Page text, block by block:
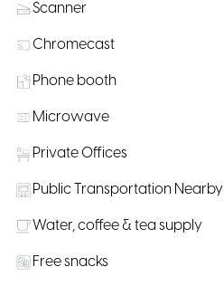
Scanner
Chromecast
Phone booth
Microwave
Private Offices
Public Transportation Nearby
Water, coffee & tea supply
Free snacks